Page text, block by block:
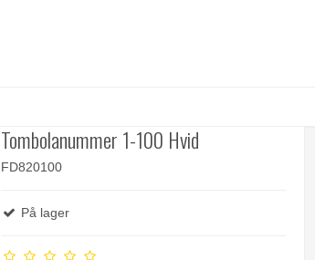
Tombolanummer 1-100 Hvid
FD820100
På lager